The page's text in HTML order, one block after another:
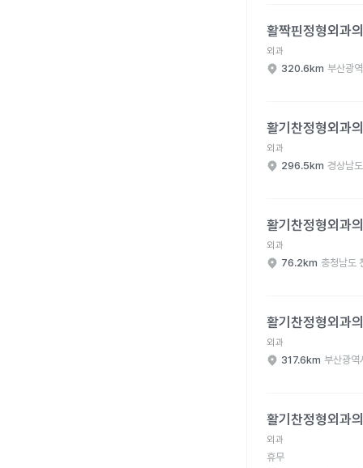
활짝핀정형외과
외과
320.6km 부산광
활기찬정형외과
외과
296.5km 경상남
활기찬정형외과
외과
76.2km 충청남도
활기찬정형외과
외과
317.6km 부산광역
활기찬정형외과
외과
휴무